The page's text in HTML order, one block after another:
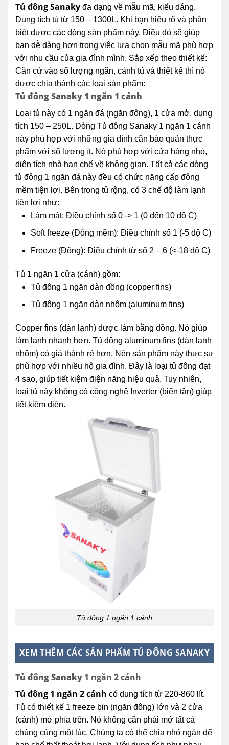
Tủ đông Sanaky đa dạng về mẫu mã, kiểu dáng.
Dung tích tủ từ 150 – 1300L. Khi bạn hiểu rõ và phân
biệt được các dòng sản phẩm này. Điều đó sẽ giúp
bạn dễ dàng hơn trong việc lựa chọn mẫu mã phù hợp
với nhu cầu của gia đình mình. Sắp xếp theo thiết kế:
Căn cứ vào số lượng ngăn, cánh tủ và thiết kế thì nó
được chia thành các loại sản phẩm:
Tủ đông Sanaky 1 ngăn 1 cánh
Loại tủ này có 1 ngăn đá (ngăn đông), 1 cửa mở, dung
tích 150 – 250L. Dòng Tủ đông Sanaky 1 ngăn 1 cánh
này phù hợp với những gia đình cần bảo quản thực
phẩm với số lượng ít. Nó phù hợp với cửa hàng nhỏ,
diện tích nhà hạn chế về không gian. Tất cả các dòng
tủ đông 1 ngăn đá này đều có chức năng cấp đông
mềm tiện lợi. Bên trong tủ rộng, có 3 chế độ làm lạnh
tiện lợi như:
Làm mát: Điều chỉnh số 0 -> 1 (0 đến 10 độ C)
Soft freeze (Đông mềm): Điều chỉnh số 1 (-5 độ C)
Freeze (Đông): Điều chỉnh từ số 2 – 6 (<-18 độ C)
Tủ 1 ngăn 1 cửa (cánh) gồm:
Tủ đông 1 ngăn dàn đồng (copper fins)
Tủ đông 1 ngăn dàn nhôm (aluminum fins)
Copper fins (dàn lạnh) được làm bằng đồng. Nó giúp
làm lạnh nhanh hơn. Tủ đông aluminum fins (dàn lạnh
nhôm) có giá thành rẻ hơn. Nên sản phẩm này thực sự
phù hợp với nhiều hộ gia đình. Đây là loại tủ đông đạt
4 sao, giúp tiết kiệm điện năng hiệu quả. Tuy nhiên,
loại tủ này không có công nghệ Inverter (biến tần) giúp
tiết kiệm điện.
Tủ đông 1 ngăn 1 cánh
XEM THÊM CÁC SẢN PHẨM TỦ ĐÔNG SANAKY
Tủ đông Sanaky 1 ngăn 2 cánh
Tủ đông 1 ngăn 2 cánh có dung tích từ 220-860 lít.
Tủ có thiết kế 1 freeze bin (ngăn đông) lớn và 2 cửa
(cánh) mở phía trên. Nó không cần phải mở tất cả
chúng cùng một lúc. Chúng ta có thể chia nhỏ ngăn để